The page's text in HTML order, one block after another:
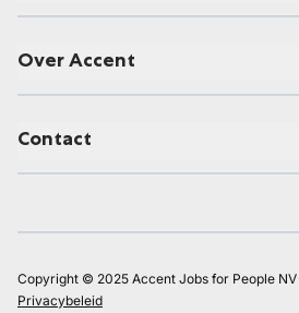
Over Accent
Contact
Copyright © 2025 Accent Jobs for People NV
Privacybeleid